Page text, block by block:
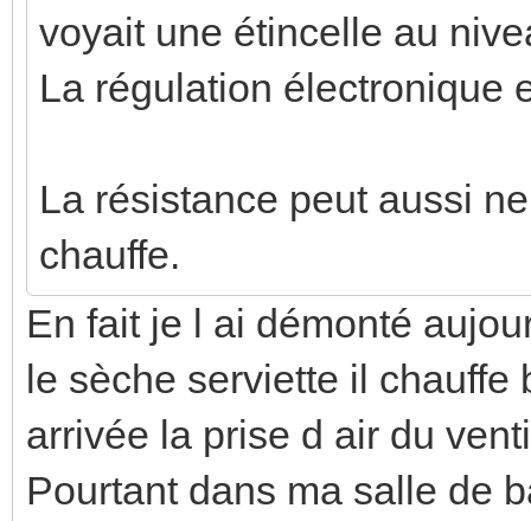
voyait une étincelle au
La régulation électronique
La résistance peut aussi
chauffe.
En fait je l ai démonté
le sèche serviette il
arrivée la prise d air du
Pourtant dans ma salle de